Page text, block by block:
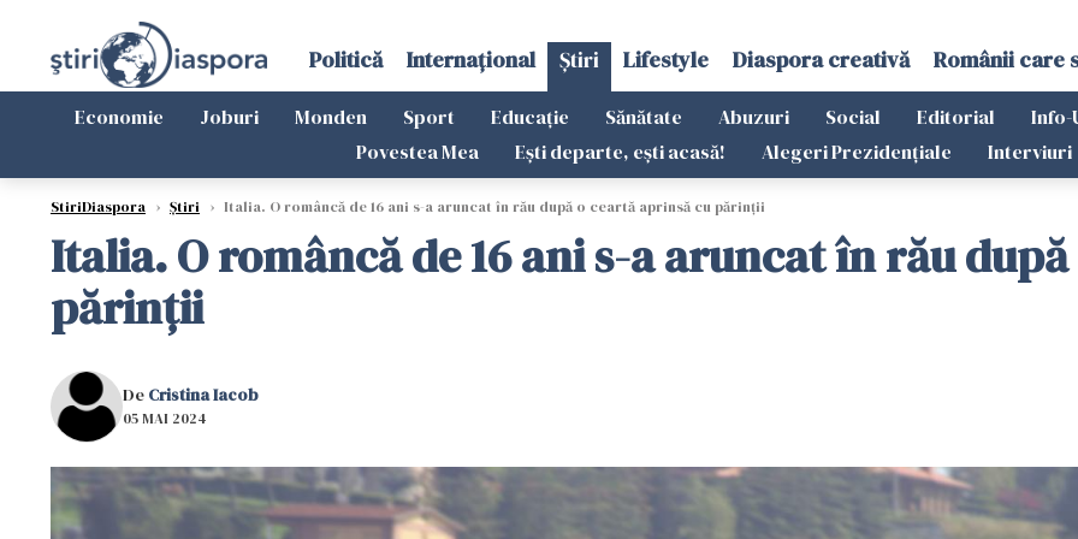
Politică Internațional Știri Lifestyle Diaspora creativă Românii care
Economie Joburi Monden Sport Educație Sănătate Abuzuri Social Editorial
Info-
Povestea Mea
Ești departe, ești acasă! Alegeri Prezidențiale Interviuri
StiriDiaspora › Știri › Italia. O româncă de 16 ani s-a aruncat în rău după o ceartă aprinsă cu părinții
Italia. O româncă de 16 ani s-a aruncat în rău
părinții
De Cristina Iacob
05 MAI 2024